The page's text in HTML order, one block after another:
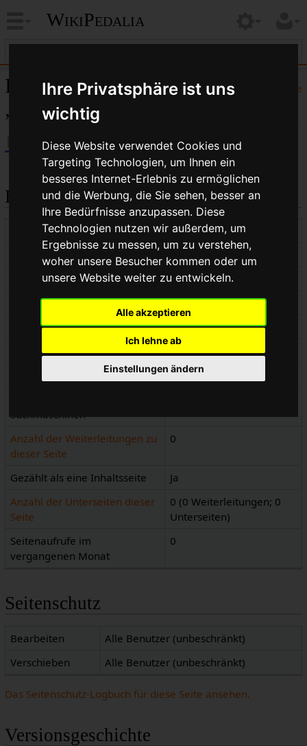
Ihre Privatsphäre ist uns
wichtig
Diese Website verwendet Cookies und
Targeting Technologien, um Ihnen ein
besseres Internet-Erlebnis zu ermöglichen
und die Werbung, die Sie sehen, besser an
Ihre Bedürfnisse anzupassen. Diese
Technologien nutzen wir außerdem, um
Ergebnisse zu messen, um zu verstehen,
woher unsere Besucher kommen oder um
unsere Website weiter zu entwickeln.
Alle akzeptieren
Ich lehne ab
Einstellungen ändern
WikiPedalia
Hilfe
Informationen zu
„Synchrones Schalten“
Basisinformationen
Anzeigetitel
Synchrones Schalten
Standardsortierschlüssel
Synchrones Schalten
Seitenlänge (in Bytes)
390
Namensraumkennnummer
0
Seitenkennnummer
3323
Seiteninhaltssprache
de - Deutsch
Seiteninhaltsmodell
Wikitext
Suchmaschinen
Anzahl der Weiterleitungen zu
dieser Seite
0
Gezählt als eine Inhaltsseite
Ja
Anzahl der Unterseiten dieser
Seite
0 (0 Weiterleitungen; 0
Unterseiten)
Seitenaufrufe im
vergangenen Monat
0
Seitenschutz
Bearbeiten
Alle Benutzer (unbeschränkt)
Verschieben
Alle Benutzer (unbeschränkt)
Das Seitenschutz-Logbuch für diese Seite ansehen.
Versionsgeschichte